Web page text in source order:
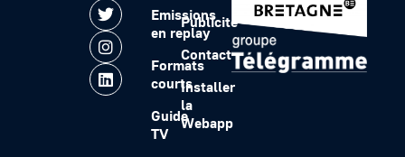
Emissions
en replay
Formats
courts
Guide
TV
Publicité
Contact
Installer
la
Webapp